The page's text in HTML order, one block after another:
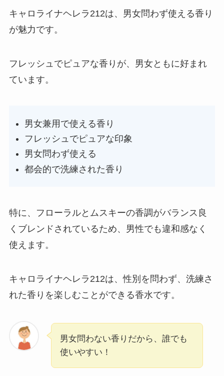
キャロライナヘレラ212は、男女問わず使える香り
が魅力です。
フレッシュでピュアな香りが、男女ともに好まれ
ています。
男女兼用で使える香り
フレッシュでピュアな印象
男女問わず使える
都会的で洗練された香り
特に、フローラルとムスキーの香調がバランス良
くブレンドされているため、男性でも違和感なく
使えます。
キャロライナヘレラ212は、性別を問わず、洗練さ
れた香りを楽しむことができる香水です。
男女問わない香りだから、誰でも
使いやすい！